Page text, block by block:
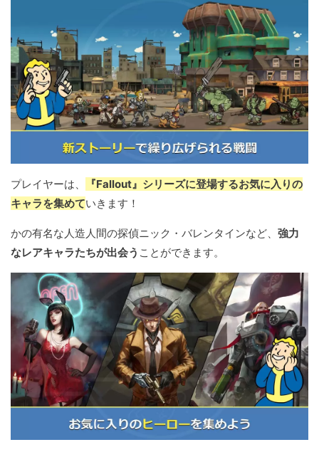
プレイヤーは、
『Fallout』シリーズに登場するお気に入りの
キャラを集めていきます！
かの有名な人造人間の探偵ニック・バレンタインなど、 強力
なレアキャラたちが出会う ことができます。